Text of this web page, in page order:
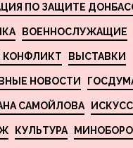
ПО ЗАЩИТЕ
ВОЕННОСЛУЖАЩИЕ
КОНФЛИКТ ВЫСТАВКИ
НОВОСТИ
САМОЙЛОВА
КУЛЬТУРА